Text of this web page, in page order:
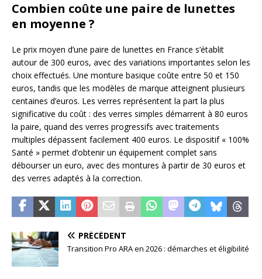
Combien coûte une paire de lunettes
en moyenne ?
Le prix moyen d’une paire de lunettes en France s’établit
autour de 300 euros, avec des variations importantes selon les
choix effectués. Une monture basique coûte entre 50 et 150
euros, tandis que les modèles de marque atteignent plusieurs
centaines d’euros. Les verres représentent la part la plus
significative du coût : des verres simples démarrent à 80 euros
la paire, quand des verres progressifs avec traitements
multiples dépassent facilement 400 euros. Le dispositif « 100%
Santé » permet d’obtenir un équipement complet sans
débourser un euro, avec des montures à partir de 30 euros et
des verres adaptés à la correction.
PRÉCÉDENT
Transition Pro ARA en 2026 : démarches et éligibilité